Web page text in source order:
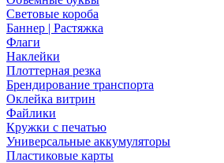
Световые короба
Баннер | Растяжка
Флаги
Наклейки
Плоттерная резка
Брендирование транспорта
Оклейка витрин
Файлики
Кружки с печатью
Универсальные аккумуляторы
Пластиковые карты